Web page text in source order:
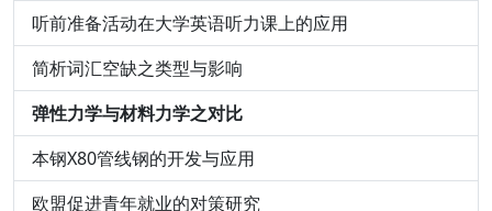
听前准备活动在大学英语听力课上的应用
简析词汇空缺之类型与影响
弹性力学与材料力学之对比
本钢X80管线钢的开发与应用
欧盟促进青年就业的对策研究